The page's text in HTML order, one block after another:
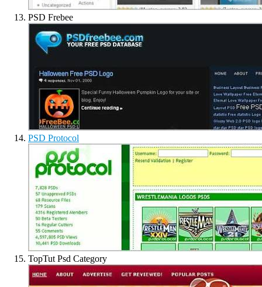
PSD Frebee
PSD Protocol
TopTut Psd Category